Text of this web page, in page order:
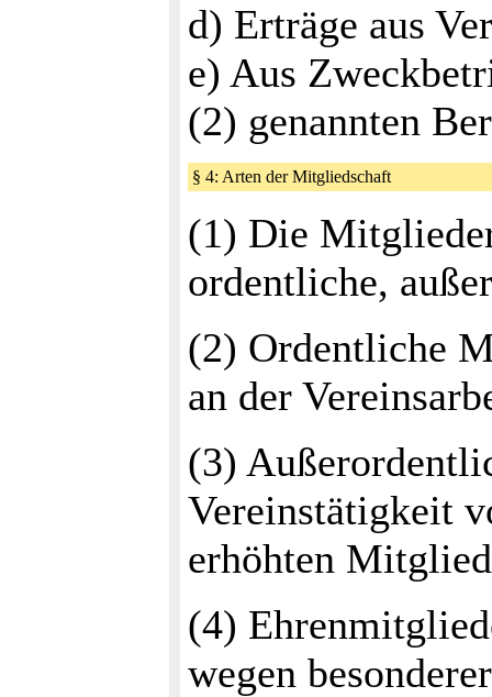
d) Erträge aus
e) Aus
(2) genannten
§ 4: Arten der Mitgliedschaft
(1) Die
ordentliche,
(2) Ordentliche
an der
(3)
Vereinstätigkeit
erhöhten
(4)
wegen